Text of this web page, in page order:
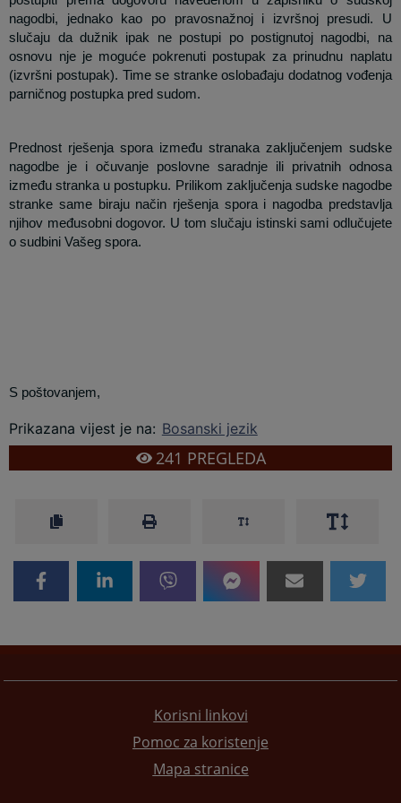
nagodbi, jednako kao po pravosnažnoj i izvršnoj presudi. U
slučaju da dužnik ipak ne postupi po postignutoj nagodbi, na
osnovu nje je moguće pokrenuti postupak za prinudnu naplatu
(izvršni postupak). Time se stranke oslobađaju dodatnog vođenja
parničnog postupka pred sudom.
Prednost rješenja spora između stranaka zaključenjem sudske
nagodbe je i očuvanje poslovne saradnje ili privatnih odnosa
između stranka u postupku. Prilikom zaključenja sudske nagodbe
stranke same biraju način rješenja spora i nagodba predstavlja
njihov međusobni dogovor. U tom slučaju istinski sami odlučujete
o sudbini Vašeg spora.
S poštovanjem,
Prikazana vijest je na: Bosanski jezik
241 PREGLEDA
Korisni linkovi
Pomoc za koristenje
Mapa stranice